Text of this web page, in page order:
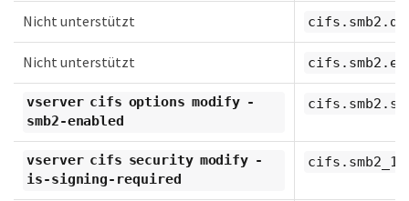
Nicht unterstützt
Nicht unterstützt
vserver cifs options modify -
smb2-enabled
vserver cifs security modify -
is-signing-required